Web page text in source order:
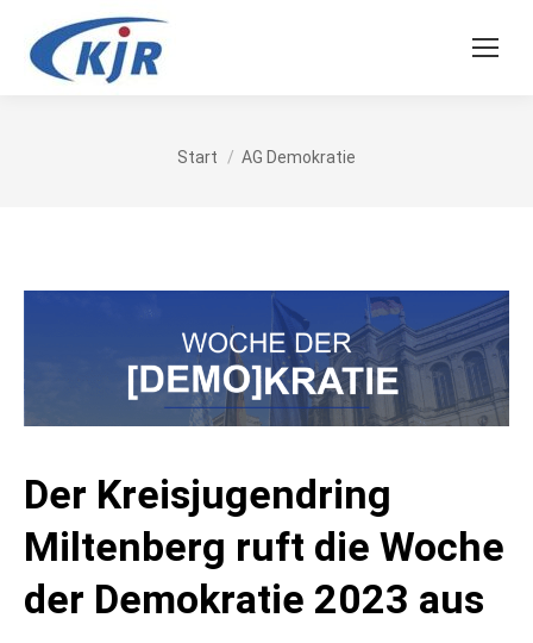
Sie befinden sich hier:
Start AG Demokratie
Der Kreisjugendring
Miltenberg ruft die Woche
der Demokratie 2023 aus